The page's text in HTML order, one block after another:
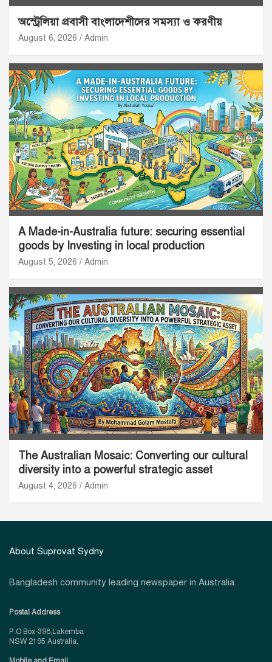
অস্ট্রেলিয়া প্রবাসী বাংলাদেশীদের সমস্যা ও করণীয়
August 6, 2026 Admin
A Made-in-Australia future: securing essential
goods by Investing in local production
August 5, 2026 Admin
The Australian Mosaic: Converting our cultural
diversity into a powerful strategic asset
August 4, 2026 Admin
About Suprovat Sydny
Bangladesh community leading newspaper in Australia.
Postal Address
P.O Box-398,Lakemba
NSW 2195 Australia.